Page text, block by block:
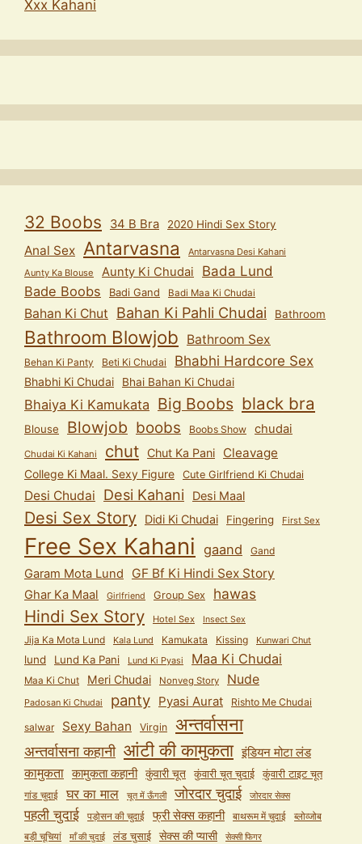
Xxx Kahani
32 Boobs 34 B Bra 2020 Hindi Sex Story
Anal Sex Antarvasna
Antarvasna Desi Kahani
Aunty Ka Blouse
Aunty Ki Chudai
Bada Lund
Bade Boobs
Badi Gand Badi Maa Ki Chudai
Bahan Ki Chut Bahan Ki Pahli Chudai Bathroom
Bathroom Blowjob Bathroom Sex
Behan Ki Panty Beti Ki Chudai Bhabhi Hardcore Sex
Bhabhi Ki Chudai Bhai Bahan Ki Chudai
Bhaiya Ki Kamukata Big Boobs black bra
Blouse Blowjob boobs Boobs Show chudai
Chudai Ki Kahani chut Chut Ka Pani Cleavage
College Ki Maal. Sexy Figure Cute Girlfriend Ki Chudai
Desi Chudai Desi Kahani Desi Maal
Desi Sex Story Didi Ki Chudai Fingering First Sex
Free Sex Kahani gaand Gand
Garam Mota Lund GF Bf Ki Hindi Sex Story
Ghar Ka Maal Girlfriend Group Sex hawas
Hindi Sex Story Hotel Sex Insect Sex
Jija Ka Mota Lund Kala Lund Kamukata Kissing Kunwari Chut
lund Lund Ka Pani Lund Ki Pyasi Maa Ki Chudai
Maa Ki Chut Meri Chudai Nonveg Story Nude
Padosan Ki Chudai panty Pyasi Aurat Rishto Me Chudai
salwar Sexy Bahan Virgin अन्तर्वासना
अन्तर्वासना कहानी आंटी की कामुकता इंडियन मोटा लंड
कामुकता कामुकता कहानी कुंवारी चूत कुंवारी चूत चुदाई कुंवारी टाइट चूत
गांड चुदाई घर का माल चूत में ऊँगली जोरदार चुदाई जोरदार सेक्स
पहली चुदाई पड़ोसन की चुदाई फ्री सेक्स कहानी बाथरूम में चुदाई
ब्लोव्जोब
बड़ी चूचियां
माँ की चुदाई लंड चुसाई सेक्स की प्यासी सेक्सी फिगर